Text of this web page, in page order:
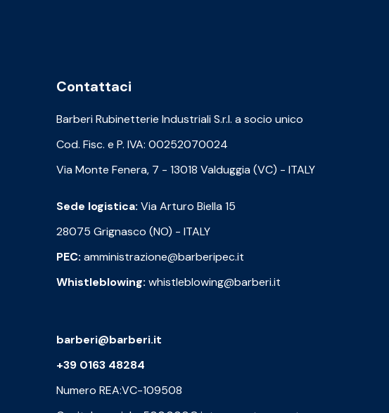
Contattaci
Barberi Rubinetterie Industriali S.r.l. a socio unico
Cod. Fisc. e P. IVA: 00252070024
Via Monte Fenera, 7 - 13018 Valduggia (VC) - ITALY
Sede logistica: Via Arturo Biella 15
28075 Grignasco (NO) - ITALY
PEC: amministrazione@barberipec.it
Whistleblowing: whistleblowing@barberi.it
barberi@barberi.it
+39 0163 48284
Numero REA:VC-109508